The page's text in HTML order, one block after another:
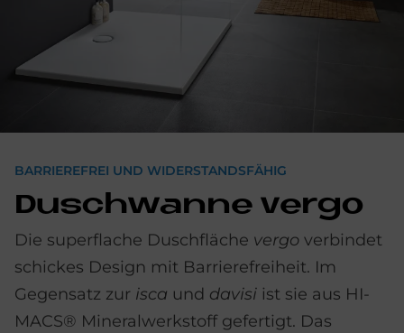
BARRIEREFREI UND WIDERSTANDSFÄHIG
Dusch­wan­ne ver­go
Die superflache Duschfläche vergo verbindet
schickes Design mit Barriere­freiheit. Im
Gegen­satz zur isca und davisi ist sie aus HI-
MACS® Mineral­werkstoff gefertigt. Das